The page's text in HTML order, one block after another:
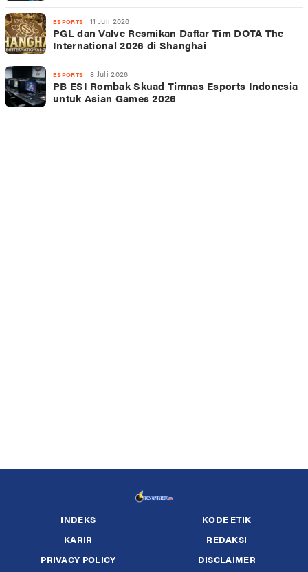
ESPORTS 11 Juli 2026
PGL dan Valve Resmikan Daftar Tim DOTA The
International 2026 di Shanghai
ESPORTS 8 Juli 2026
PB ESI Rombak Skuad Timnas Esports Indonesia
untuk Asian Games 2026
INDEKS
KODE ETIK
KARIR
REDAKSI
PRIVACY POLICY
DISCLAIMER